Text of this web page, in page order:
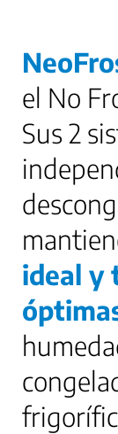
el No
Sus 2
ideal y